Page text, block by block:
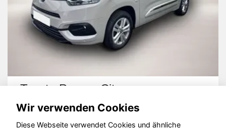
Toyota Proace City
Wir verwenden Cookies
Diese Webseite verwendet Cookies und ähnliche